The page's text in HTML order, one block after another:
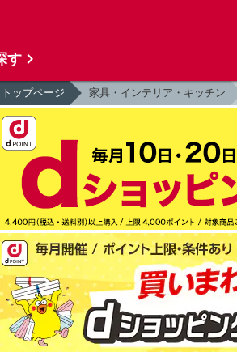
トップページ 家具・インテリア・キッチン
す